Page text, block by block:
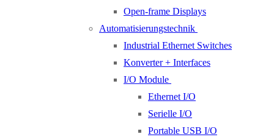
Open-frame Displays
Automatisierungstechnik
Industrial Ethernet Switches
Konverter + Interfaces
I/O Module
Ethernet I/O
Serielle I/O
Portable USB I/O